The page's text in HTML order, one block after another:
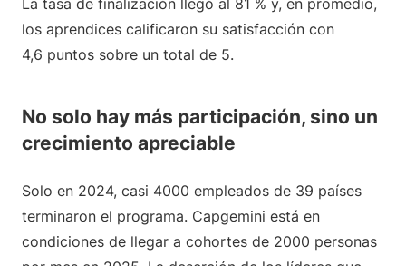
La tasa de finalización llegó al 81 % y, en promedio,
los aprendices calificaron su satisfacción con
4,6 puntos sobre un total de 5.
No solo hay más participación, sino un
crecimiento apreciable
Solo en 2024, casi 4000 empleados de 39 países
terminaron el programa. Capgemini está en
condiciones de llegar a cohortes de 2000 personas